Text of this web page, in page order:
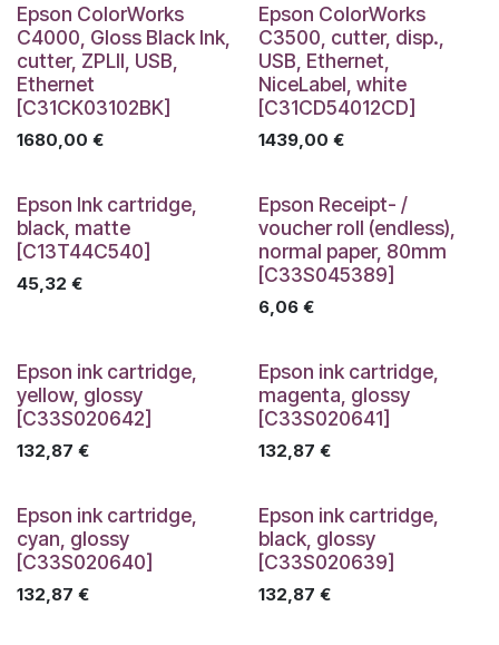
Epson ColorWorks
C4000, Gloss Black Ink,
cutter, ZPLII, USB,
Ethernet
[C31CK03102BK]
1680,00 €
Epson ColorWorks
C3500, cutter, disp.,
USB, Ethernet,
NiceLabel, white
[C31CD54012CD]
1439,00 €
Epson Ink cartridge,
black, matte
[C13T44C540]
45,32 €
Epson Receipt- /
voucher roll (endless),
normal paper, 80mm
[C33S045389]
6,06€
Epson ink cartridge,
yellow, glossy
[C33S020642]
132,87 €
Epson ink cartridge,
magenta, glossy
[C33S020641]
132,87 €
Epson ink cartridge,
cyan, glossy
[C33S020640]
132,87 €
Epson ink cartridge,
black, glossy
[C33S020639]
132,87 €